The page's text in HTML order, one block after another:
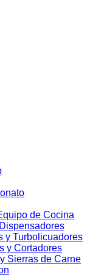
de Cocina
y Turbolicuadores
y Cortadores
Sierras de Carne